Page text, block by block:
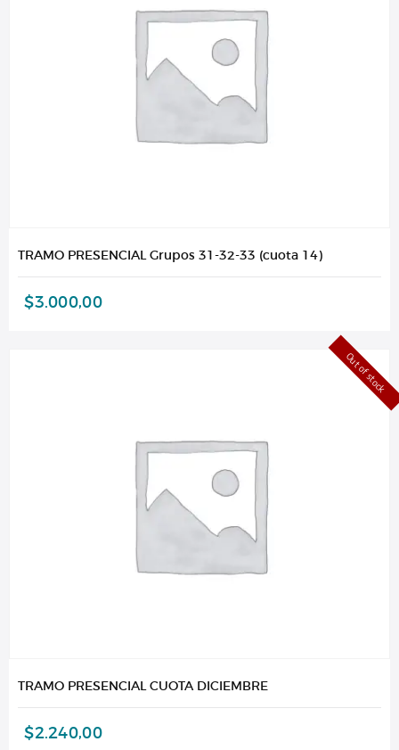
TRAMO PRESENCIAL Grupos 31-32-33 (cuota 14)
$3.000,00
Out of stock
TRAMO PRESENCIAL CUOTA DICIEMBRE
$2.240,00